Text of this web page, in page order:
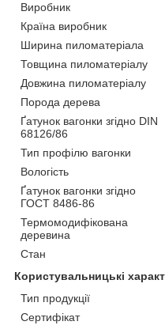
Виробник
Країна виробник
Ширина пиломатеріала
Товщина пиломатеріалу
Довжина пиломатеріалу
Порода дерева
Ґатунок вагонки згідно DIN
68126/86
Тип профілю вагонки
Вологість
Ґатунок вагонки згідно
ГОСТ 8486-86
Термомодифікована
деревина
Стан
Користувальницькі
Тип продукції
Сертифікат